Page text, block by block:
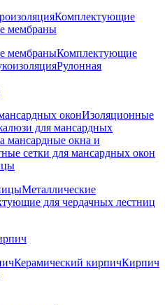
Комплектующие
мембраны
мембраныКомплектующие
Рулонная
оконИзоляционные
для мансардных
мансардные окна и
сетки для мансардных окон
Металлические
для чердачных лестниц
Керамический кирпичКирпич